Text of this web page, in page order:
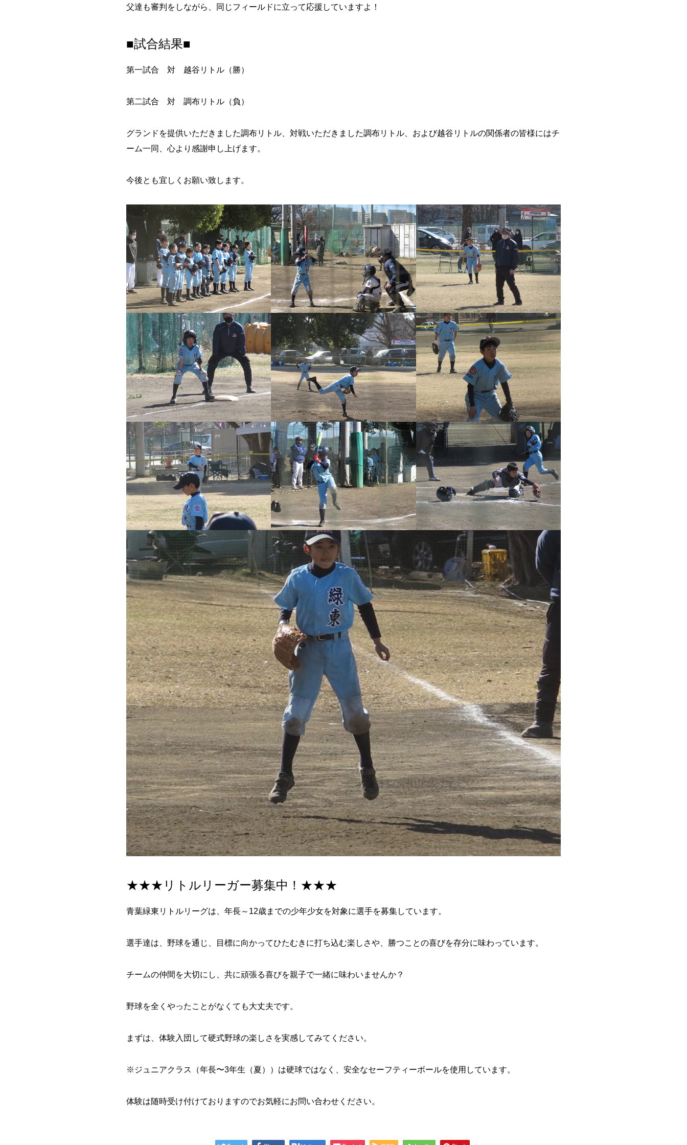
父達も審判をしながら、同じフィールドに立って応援していますよ！
■試合結果■
第一試合 対 越谷リトル（勝）
第二試合 対 調布リトル（負）
グランドを提供いただきました調布リトル、対戦いただきました調布リトル、および越谷リトルの関係者の皆様にはチ
ーム一同、心より感謝申し上げます。
今後とも宜しくお願い致します。
★★★リトルリーガー募集中！★★★
青葉緑東リトルリーグは、年長～12歳までの少年少女を対象に選手を募集しています。
選手達は、野球を通じ、目標に向かってひたむきに打ち込む楽しさや、勝つことの喜びを存分に味わっています。
チームの仲間を大切にし、共に頑張る喜びを親子で一緒に味わいませんか？
野球を全くやったことがなくても大丈夫です。
まずは、体験入団して硬式野球の楽しさを実感してみてください。
※ジュニアクラス（年長〜3年生（夏））は硬球ではなく、安全なセーフティーボールを使用しています。
体験は随時受け付けておりますのでお気軽にお問い合わせください。